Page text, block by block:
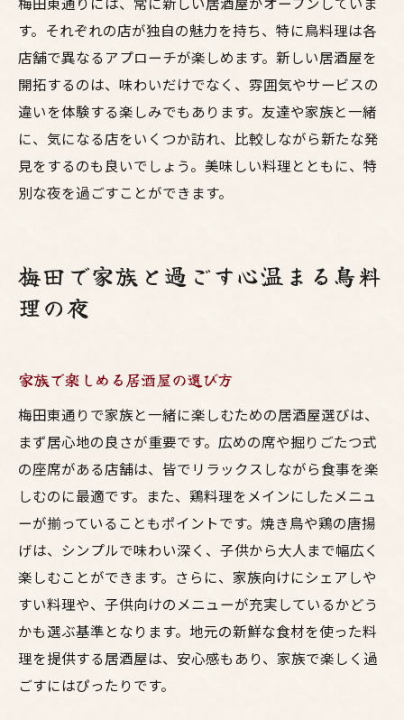
す。それぞれの店が独自の魅力を持ち、特に鳥料理は各
店舗で異なるアプローチが楽しめます。新しい居酒屋を
開拓するのは、味わいだけでなく、雰囲気やサービスの
違いを体験する楽しみでもあります。友達や家族と一緒
に、気になる店をいくつか訪れ、比較しながら新たな発
見をするのも良いでしょう。美味しい料理とともに、特
別な夜を過ごすことができます。
梅田で家族と過ごす心温まる鳥料
理の夜
家族で楽しめる居酒屋の選び方
梅田東通りで家族と一緒に楽しむための居酒屋選びは、
まず居心地の良さが重要です。広めの席や掘りごたつ式
の座席がある店舗は、皆でリラックスしながら食事を楽
しむのに最適です。また、鶏料理をメインにしたメニュ
ーが揃っていることもポイントです。焼き鳥や鶏の唐揚
げは、シンプルで味わい深く、子供から大人まで幅広く
楽しむことができます。さらに、家族向けにシェアしや
すい料理や、子供向けのメニューが充実しているかどう
かも選ぶ基準となります。地元の新鮮な食材を使った料
理を提供する居酒屋は、安心感もあり、家族で楽しく過
ごすにはぴったりです。